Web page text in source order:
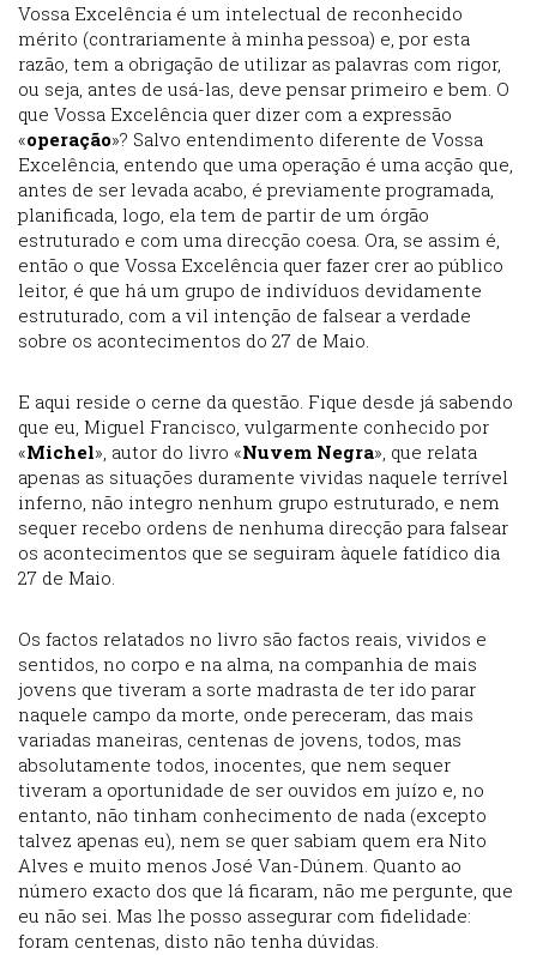
Vossa Excelência é um intelectual de reconhecido
mérito (contrariamente à minha pessoa) e, por esta
razão, tem a obrigação de utilizar as palavras com rigor,
ou seja, antes de usá-las, deve pensar primeiro e bem. O
que Vossa Excelência quer dizer com a expressão
«operação»? Salvo entendimento diferente de Vossa
Excelência, entendo que uma operação é uma acção que,
antes de ser levada acabo, é previamente programada,
planificada, logo, ela tem de partir de um órgão
estruturado e com uma direcção coesa. Ora, se assim é,
então o que Vossa Excelência quer fazer crer ao público
leitor, é que há um grupo de indivíduos devidamente
estruturado, com a vil intenção de falsear a verdade
sobre os acontecimentos do 27 de Maio.
E aqui reside o cerne da questão. Fique desde já sabendo
que eu, Miguel Francisco, vulgarmente conhecido por
«Michel», autor do livro «Nuvem Negra», que relata
apenas as situações duramente vividas naquele terrível
inferno, não integro nenhum grupo estruturado, e nem
sequer recebo ordens de nenhuma direcção para falsear
os acontecimentos que se seguiram àquele fatídico dia
27 de Maio.
Os factos relatados no livro são factos reais, vividos e
sentidos, no corpo e na alma, na companhia de mais
jovens que tiveram a sorte madrasta de ter ido parar
naquele campo da morte, onde pereceram, das mais
variadas maneiras, centenas de jovens, todos, mas
absolutamente todos, inocentes, que nem sequer
tiveram a oportunidade de ser ouvidos em juízo e, no
entanto, não tinham conhecimento de nada (excepto
talvez apenas eu), nem se quer sabiam quem era Nito
Alves e muito menos José Van-Dúnem. Quanto ao
número exacto dos que lá ficaram, não me pergunte, que
eu não sei. Mas lhe posso assegurar com fidelidade:
foram centenas, disto não tenha dúvidas.